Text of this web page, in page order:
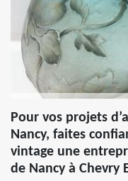
Pour vos projets
Nancy, faites
vintage une
de Nancy à Chevry